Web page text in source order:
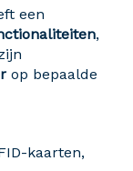
een
,
op bepaalde
kaarten,